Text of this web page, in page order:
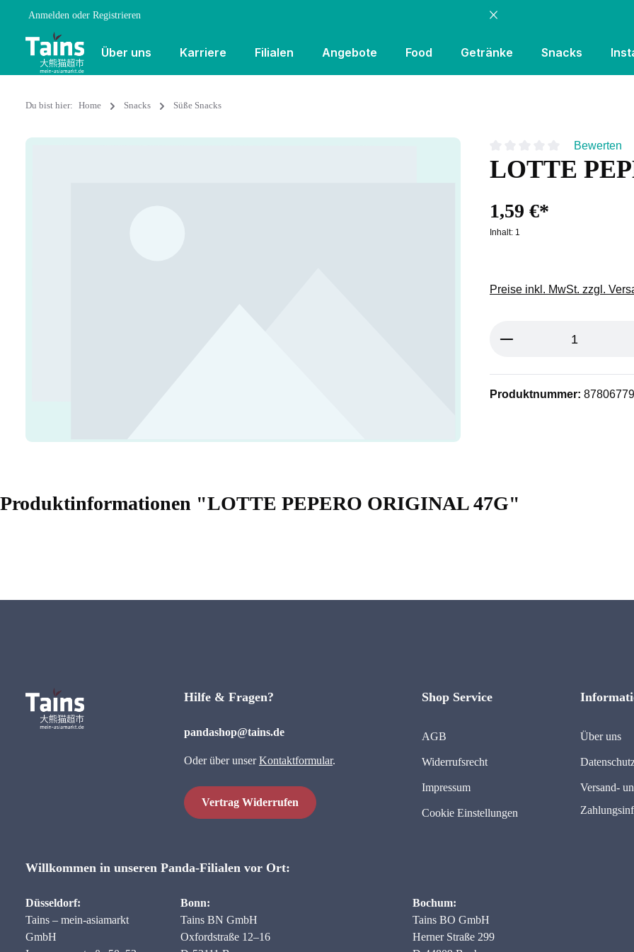
Anmelden oder Registrieren
Über uns Karriere Filialen Angebote Food Getränke Snacks
Du bist hier: Home Snacks Süße Snacks
Durchschnittliche
Bewerten
LOTTE
1,59 €*
Inhalt: 1
Preise inkl. MwSt. zzgl.
Produkt Anzahl:
Produktnummer: 87806779
Produktinformationen "LOTTE PEPERO ORIGINAL 47G"
Willkommen in unseren Panda-Filialen vor Ort:
Düsseldorf:
Tains – mein-asiamarkt
GmbH
Bonn:
Tains BN GmbH
Oxfordstraße 12–16
Bochum:
Tains BO GmbH
Herner Straße 299
Hilfe & Fragen?
pandashop@tains.de
Oder über unserKontaktformular.
Vertrag Widerrufen
Shop Service
AGB
Widerrufsrecht
Impressum
Cookie Einstellungen
Über uns
Versand-